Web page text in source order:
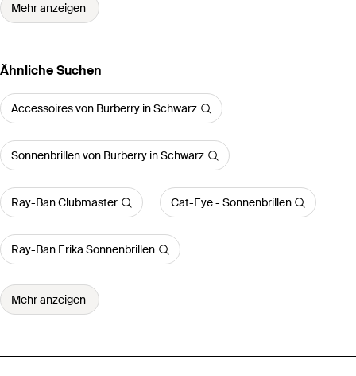
Mehr anzeigen
Ähnliche Suchen
Accessoires von Burberry in Schwarz
Sonnenbrillen von Burberry in Schwarz
Ray-Ban Clubmaster Cat-Eye - Sonnenbrillen
Ray-Ban Erika Sonnenbrillen
Mehr anzeigen